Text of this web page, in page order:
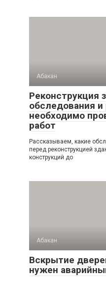
Абакан
Реконструкция
обследования
необходимо
работ
Рассказываем, какие
перед реконструкцией
конструкций до
Абакан
Вскрытие
нужен